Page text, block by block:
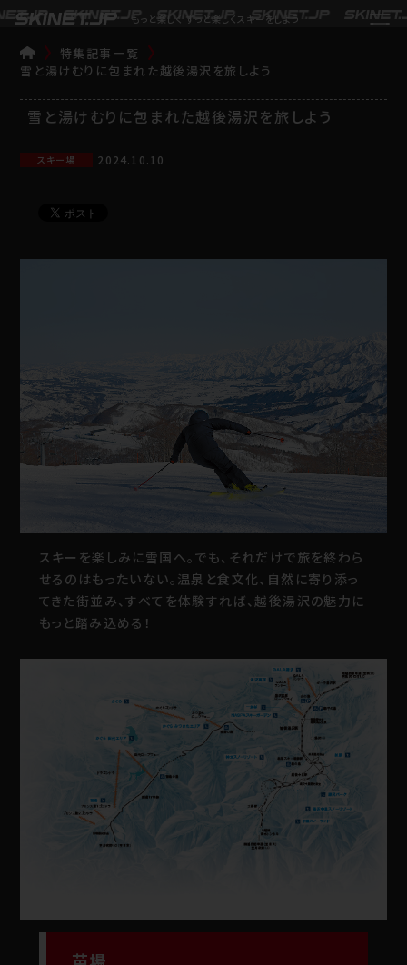
もっと楽しく ずっと楽しくスキーをしよう
TOP
特集記事一覧
雪と湯けむりに包まれた越後湯沢を旅しよう
雪と湯けむりに包まれた越後湯沢を旅しよう
スキー場 2024.10.10
スキーを楽しみに雪国へ。でも、それだけで旅を終わら
せるのはもったいない。温泉と食文化、自然に寄り添っ
てきた街並み、すべてを体験すれば、越後湯沢の魅力に
もっと踏み込める！